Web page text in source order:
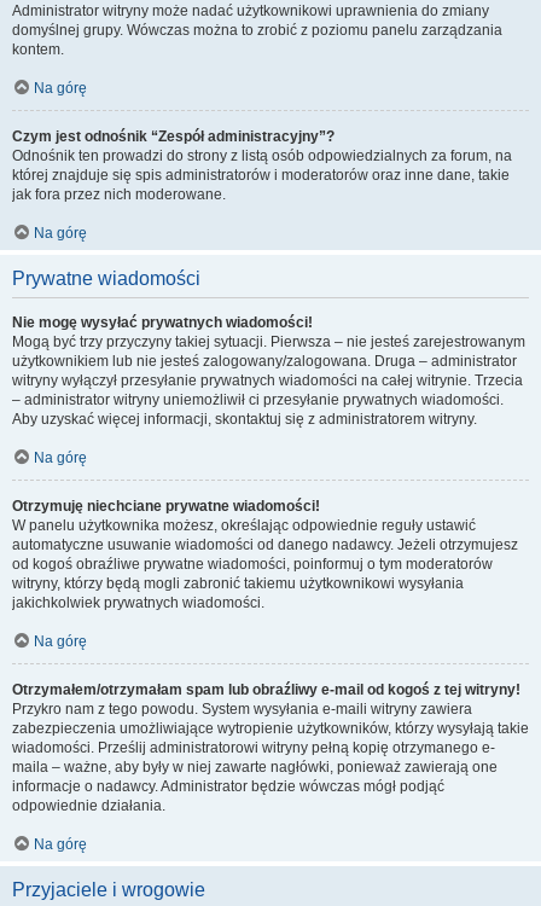
Administrator witryny może nadać użytkownikowi uprawnienia do zmiany
domyślnej grupy. Wówczas można to zrobić z poziomu panelu zarządzania
kontem.
Na górę
Czym jest odnośnik “Zespół administracyjny”?
Odnośnik ten prowadzi do strony z listą osób odpowiedzialnych za forum, na
której znajduje się spis administratorów i moderatorów oraz inne dane, takie
jak fora przez nich moderowane.
Na górę
Prywatne wiadomości
Nie mogę wysyłać prywatnych wiadomości!
Mogą być trzy przyczyny takiej sytuacji. Pierwsza – nie jesteś zarejestrowanym
użytkownikiem lub nie jesteś zalogowany/zalogowana. Druga – administrator
witryny wyłączył przesyłanie prywatnych wiadomości na całej witrynie. Trzecia
– administrator witryny uniemożliwił ci przesyłanie prywatnych wiadomości.
Aby uzyskać więcej informacji, skontaktuj się z administratorem witryny.
Na górę
Otrzymuję niechciane prywatne wiadomości!
W panelu użytkownika możesz, określając odpowiednie reguły ustawić
automatyczne usuwanie wiadomości od danego nadawcy. Jeżeli otrzymujesz
od kogoś obraźliwe prywatne wiadomości, poinformuj o tym moderatorów
witryny, którzy będą mogli zabronić takiemu użytkownikowi wysyłania
jakichkolwiek prywatnych wiadomości.
Na górę
Otrzymałem/otrzymałam spam lub obraźliwy e-mail od kogoś z tej witryny!
Przykro nam z tego powodu. System wysyłania e-maili witryny zawiera
zabezpieczenia umożliwiające wytropienie użytkowników, którzy wysyłają takie
wiadomości. Prześlij administratorowi witryny pełną kopię otrzymanego e-
maila – ważne, aby były w niej zawarte nagłówki, ponieważ zawierają one
informacje o nadawcy. Administrator będzie wówczas mógł podjąć
odpowiednie działania.
Na górę
Przyjaciele i wrogowie